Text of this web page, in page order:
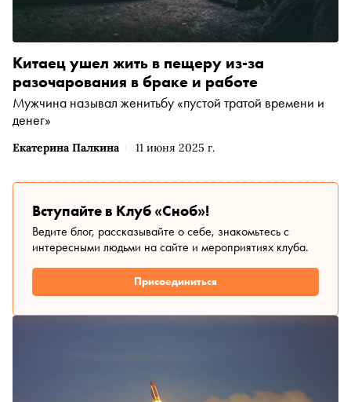
Екатерина Палкина 11 июня 2025 г.
Китаец ушел жить в пещеру из-за
разочарования в браке и работе
Мужчина называл женитьбу «пустой тратой времени и
денег»
Вступайте в Клуб «Сноб»!
Ведите блог, рассказывайте о себе, знакомьтесь с
интересными людьми на сайте и мероприятиях клуба.
Присоединиться